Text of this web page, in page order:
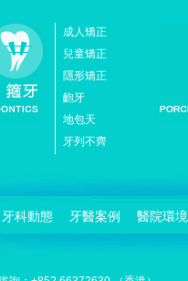
成人矯正
兒童矯正
隱形矯正
齙牙
地包天
牙列不齊
牙科動態 牙醫案例 醫院環境